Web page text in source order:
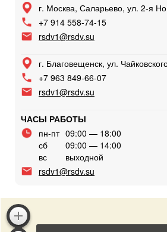
г. Москва, Саларьево, ул. 2-я
+7 914 558-74-15
rsdv1@rsdv.su
г. Благовещенск, ул.
+7 963 849-66-07
rsdv1@rsdv.su
ЧАСЫ РАБОТЫ
пн-пт 09:00 — 18:00
сб
09:00 — 14:00
вс
выходной
rsdv1@rsdv.su